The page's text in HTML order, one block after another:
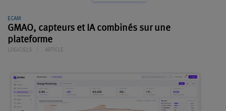
ECAM
GMAO, capteurs et IA combinés sur une
plateforme
LOGICIELS ARTICLE